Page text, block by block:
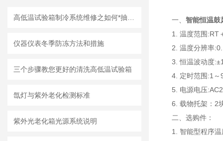
仪器仪表冬季防冻方法和措施
三个步骤教您更好的清洗高低温试验箱
氙灯与紫外老化检测标准
紫外光老化箱光源系统说明
一、 智能恒温鼓
1. 温度范围
2. 温度分辨率
3. 恒温波动度
4. 定时范围:1～
5. 电源电压
6. 载物托架：2
二、选购件：
1. 智能型程序